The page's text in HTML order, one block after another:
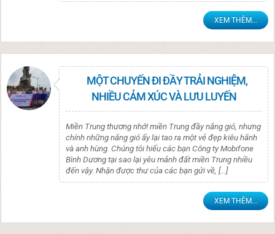
XEM THÊM...
MỘT CHUYẾN ĐI ĐẦY TRẢI NGHIỆM,
NHIỀU CẢM XÚC VÀ LƯU LUYẾN
Miền Trung thương nhớ! miền Trung đầy nắng gió, nhưng
chính những nắng gió ấy lại tao ra một vẻ đẹp kiêu hãnh
và anh hùng. Chúng tôi hiểu các bạn Công ty Mobifone
Bình Dương tại sao lại yêu mảnh đất miền Trung nhiều
đến vậy. Nhận được thư của các bạn gửi về, […]
XEM THÊM...